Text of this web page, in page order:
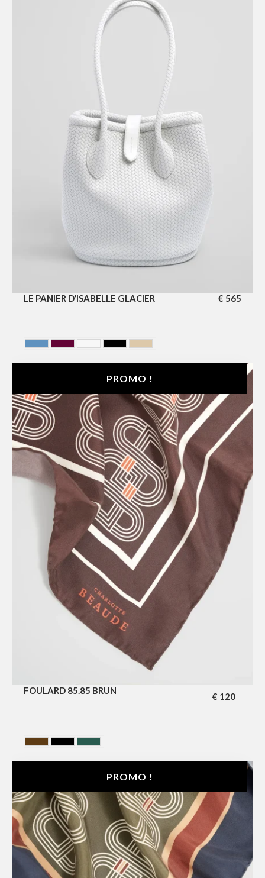
LE PANIER D’ISABELLE GLACIER € 565
PROMO !
FOULARD 85.85 BRUN
€ 120
PROMO !